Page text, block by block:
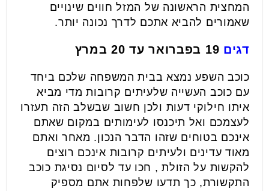
המחצית הראשונה של המזל חווים שינויים
שאמורים להביא אתכם לדרך נכונה יותר.
דגים
כוכב השפע נמצא בבית המשפחה שלכם ביחד
עם כוכב העשייה שלעיתים קרובות מדי מביא
איתו חילוקי דעות ולכן חשוב שבשלב הזה תעזרו
לעצמכם ואל תיכנסו לעימותים במקום שאתם
אינכם בטוחים שזהו הדבר הנכון. מאחר ואתם
מאוד עדינים ולעיתים קרובות אינכם רוצים
להקשות על הזולת , חכו עד לסיום נסיגת כוכב
התקשורת, כך תדעו שלפחות אתם מספיק